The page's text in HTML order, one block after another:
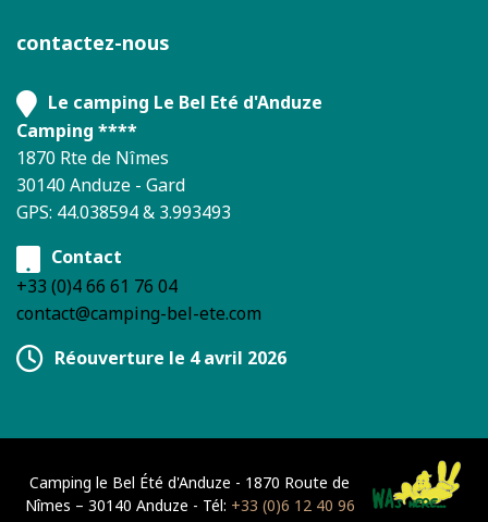
contactez-nous
Le camping Le Bel Eté d'Anduze
Camping ****
1870 Rte de Nîmes
30140 Anduze - Gard
GPS: 44.038594 & 3.993493
Contact
+33 (0)4 66 61 76 04
contact@camping-bel-ete.com
Réouverture le 4 avril 2026
Camping le Bel Été d'Anduze - 1870 Route de
Nîmes – 30140 Anduze - Tél: +33 (0)6 12 40 96